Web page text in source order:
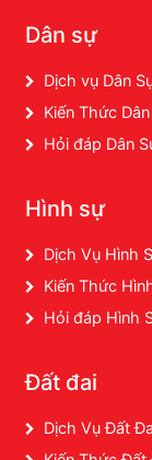
Dân sự
Dịch vụ Dân
Kiến Thức
Hỏi đáp Dân
Hình sự
Dịch Vụ Hình
Kiến Thức
Hỏi đáp Hình
Đất đai
Dịch Vụ Đất